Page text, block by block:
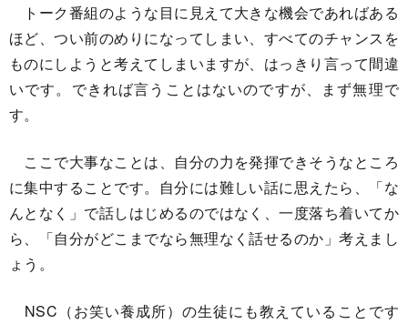
トーク番組のような目に見えて大きな機会であればある
ほど、つい前のめりになってしまい、すべてのチャンスを
ものにしようと考えてしまいますが、はっきり言って間違
いです。できれば言うことはないのですが、まず無理で
す。
ここで大事なことは、自分の力を発揮できそうなところ
に集中することです。自分には難しい話に思えたら、「な
んとなく」で話しはじめるのではなく、一度落ち着いてか
ら、「自分がどこまでなら無理なく話せるのか」考えまし
ょう。
NSC（お笑い養成所）の生徒にも教えていることです